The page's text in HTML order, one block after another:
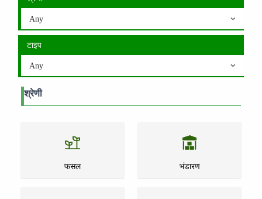
Any
टाइप
Any
श्रेणी
फसल भंडारण